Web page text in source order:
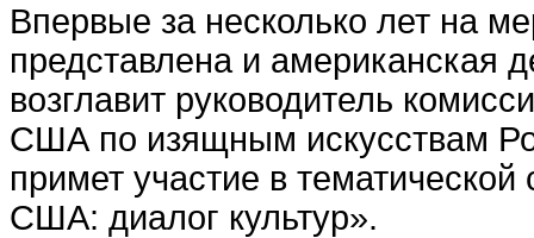
Впервые за несколько лет на
представлена и американская
возглавит руководитель
США по изящным искусствам
примет участие в
США: диалог культур».